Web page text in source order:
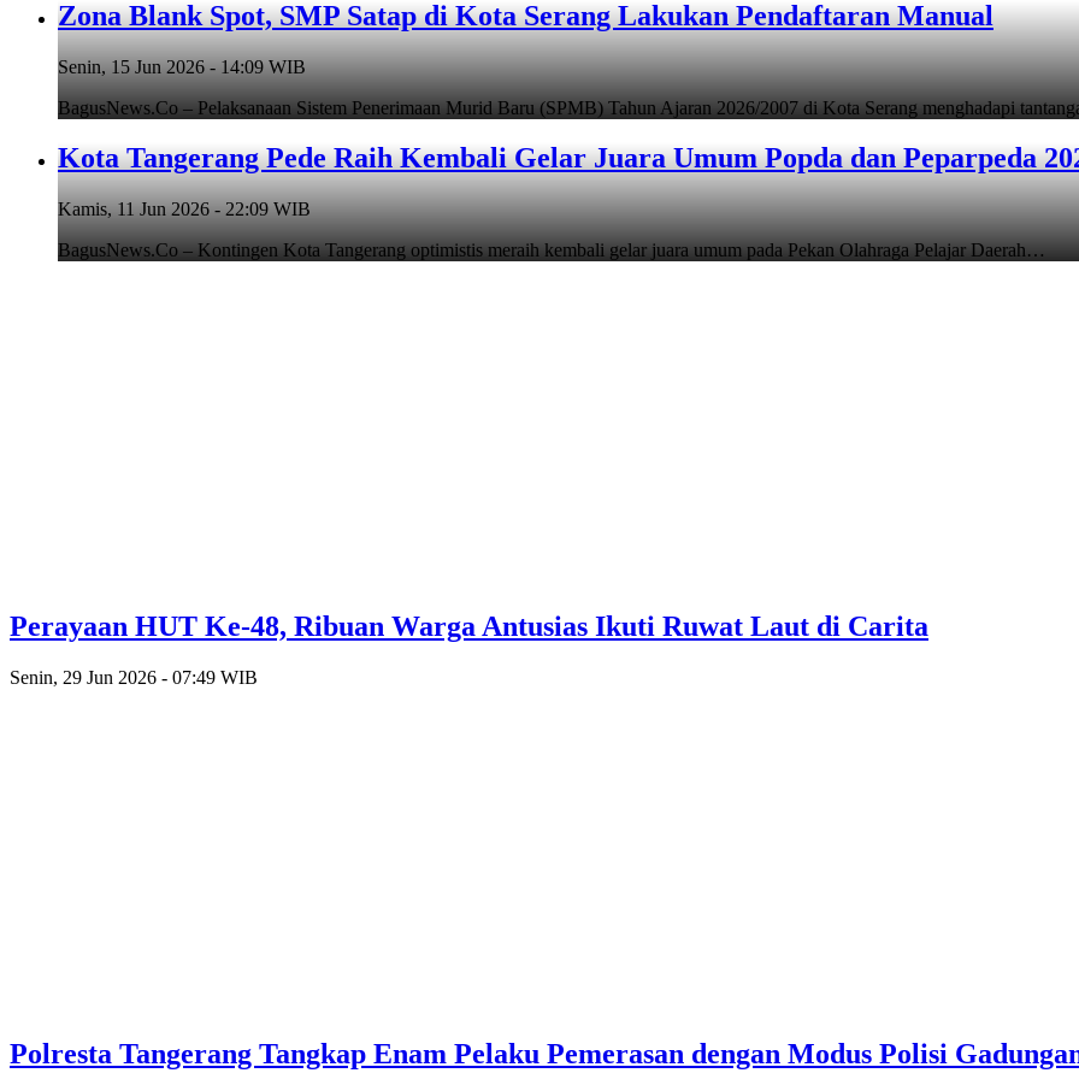
Zona Blank Spot, SMP Satap di Kota Serang Lakukan Pendaftaran Manual
Senin, 15 Jun 2026 - 14:09 WIB
BagusNews.Co – Pelaksanaan Sistem Penerimaan Murid Baru (SPMB) Tahun Ajaran 2026/2007 di Kota Serang menghadapi
Kota Tangerang Pede Raih Kembali Gelar Juara Umum Popda dan Peparpeda
Kamis, 11 Jun 2026 - 22:09 WIB
BagusNews.Co – Kontingen Kota Tangerang optimistis meraih kembali gelar juara umum pada Pekan Olahraga Pelajar Daerah…
Perayaan HUT Ke-48, Ribuan Warga Antusias Ikuti Ruwat Laut di Carita
Senin, 29 Jun 2026 - 07:49 WIB
Polresta Tangerang Tangkap Enam Pelaku Pemerasan dengan Modus Polisi